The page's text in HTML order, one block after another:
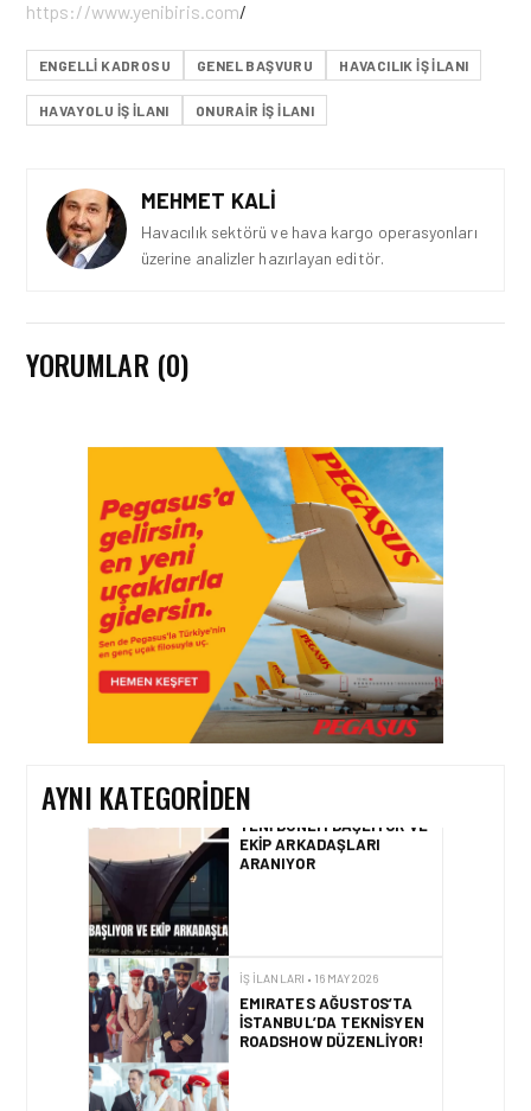
https://www.yenibiris.com/
ENGELLI KADROSU GENEL BAŞVURU HAVACILIK IŞ ILANI
HAVAYOLU IŞ ILANI ONURAIR IŞ ILANI
MEHMET KALI
Havacılık sektörü ve hava kargo operasyonları
üzerine analizler hazırlayan editör.
YORUMLAR (0)
AYNI KATEGORIDEN
İŞ İLANLARI • 24 TEM 2026
AIR ARABIA AILESI
BÜYÜYOR! 2026 AÇIK
POZISYONLAR
İŞ İLANLARI • 16 MAY 2026
YENI DÖNEM BAŞLIYOR VE
EKIP ARKADAŞLARI
ARANIYOR
İŞ İLANLARI • 16 MAY 2026
EMIRATES AĞUSTOS’TA
İSTANBUL’DA TEKNISYEN
İŞ İLANLARI • 16 MAY 2026
EMIRATES KABIN MEMURU
İŞE ALIM GÜNLERI